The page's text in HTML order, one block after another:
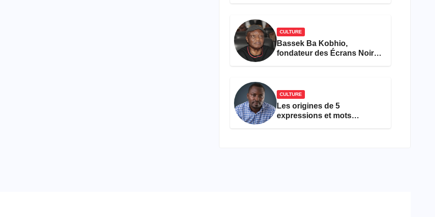
CULTURE
Bassek Ba Kobhio,
fondateur des Écrans Noirs,
CULTURE
Les origines de 5
expressions et mots